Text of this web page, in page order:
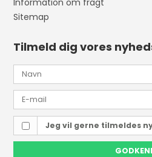
Sitemap
Tilmeld dig vores
Jeg vil gerne tilmeldes